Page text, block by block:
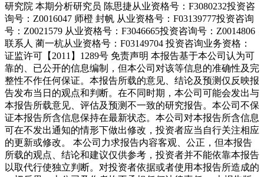
研究院 本期分析研究员 陈思捷从业资格号：F3080232投资咨
询号：Z0016047 师橙 封帆 从业资格号：F03139777投资咨询
号：Z0021579 从业资格号：F3046665投资咨询号：Z0014806
联系人 蔺一杭从业资格号：F03149704 投资咨询业务资格：
证监许可【2011】1289号 免责声明 本报告基于本公司认为可
靠的、已公开的信息编制，但本公司对该等信息的准确性及完
整性不作任何保证。本报告所载的意见、结论及预测仅反映报
告发布当日的观点和判断。在不同时期，本公司可能会发出与
本报告所载意见、评估及预测不一致的研究报告。本公司不保
证本报告所含信息保持在最新状态。本公司对本报告所含信息
可在不发出通知的情形下做出修改，投资者应当自行关注相应
的更新或修改。 本公司力求报告内容客观、公正，但本报告
所载的观点、结论和建议仅供参考，投资者并不能依靠本报告
以取代行使独立判断。对投资者依据或者使用本报告所造成的